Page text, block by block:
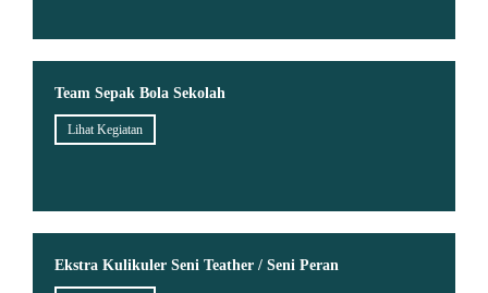
Team Sepak Bola Sekolah
Lihat Kegiatan
Ekstra Kulikuler Seni Teather / Seni Peran